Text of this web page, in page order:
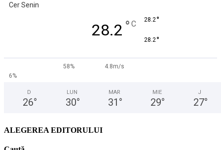
Cer Senin
28.2 ° C 28.2°
28.2°
58%
4.8m/s
6%
D
26°
LUN
30°
MAR
31 °
MIE
29°
J
27°
ALEGEREA EDITORULUI